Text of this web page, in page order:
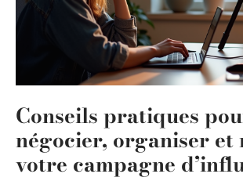
Conseils pratiques
négocier, organiser et
votre campagne